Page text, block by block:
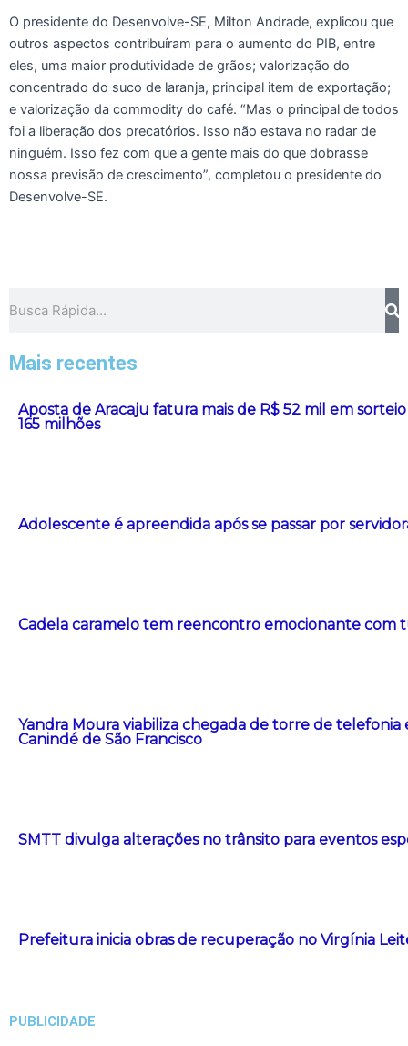
O presidente do Desenvolve-SE, Milton Andrade, explicou que
outros aspectos contribuíram para o aumento do PIB, entre
eles, uma maior produtividade de grãos; valorização do
concentrado do suco de laranja, principal item de exportação;
e valorização da commodity do café. “Mas o principal de todos
foi a liberação dos precatórios. Isso não estava no radar de
ninguém. Isso fez com que a gente mais do que dobrasse
nossa previsão de crescimento”, completou o presidente do
Desenvolve-SE.
Mais recentes
Aposta de Aracaju fatura mais de R$ 52 mil em
165 milhões
Adolescente é apreendida após se passar por
Cadela caramelo tem reencontro emocionante com
Yandra Moura viabiliza chegada de torre de telefonia
Canindé de São Francisco
SMTT divulga alterações no trânsito para eventos
Prefeitura inicia obras de recuperação no Virgínia
PUBLICIDADE